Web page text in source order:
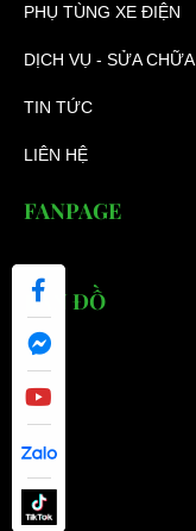
PHỤ TÙNG XE ĐIỆN
DỊCH VỤ - SỬA CHỮA
TIN TỨC
LIÊN HỆ
FANPAGE
BẢN ĐỒ